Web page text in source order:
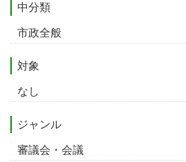
中分類
市政全般
対象
なし
ジャンル
審議会・会議